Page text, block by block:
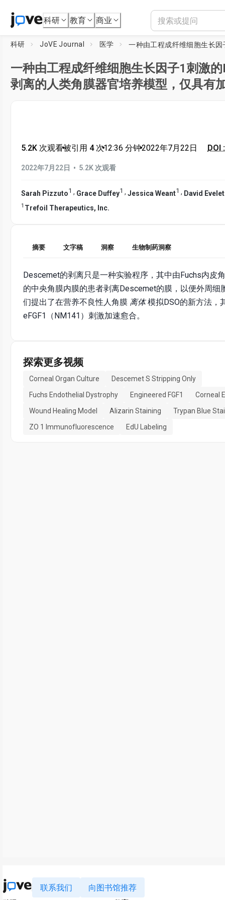
科研 教育 商业
科研 JoVE Journal 医学
一种由工程成纤维细胞生长因子1刺激
剥离的人类角膜器官培养模型，仅具有
5.2K 次观看•被引用 4 次•12:36 分钟•2022年7月22日 DOI :
2022年7月22日 • 5.2K 次观看
Sarah Pizzuto1 , Grace Duffey1 , Jessica Weant1 , David
1 Trefoil Therapeutics, Inc.
摘要 文字稿 洞察 生物制药洞察
Descemet的剥离只是一种实验程序，其中由Fuchs内皮
的中央角膜内膜的患者剥离Descemet的膜，以便外周细
们提出了在营养不良性人角膜 离体模拟DSO的新方法，
eFGF1（NM141）刺激加速愈合。
探索更多视频
Corneal Organ Culture
Descemet S Stripping Only
Fuchs Endothelial Dystrophy
Engineered FGF1
Corneal
Wound Healing Model
Alizarin Staining
Trypan Blue
ZO 1 Immunofluorescence
EdU Labeling
联系我们 向图书馆推荐